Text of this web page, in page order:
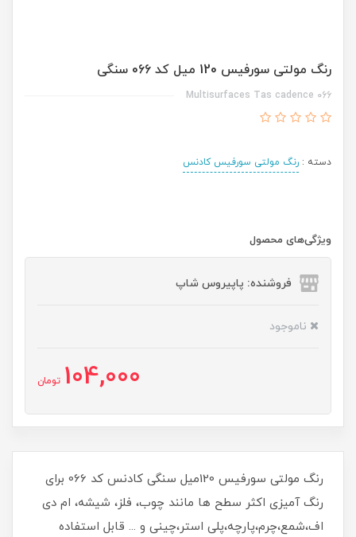
رنگ مولتی سورفیس 120 میل کد 066 سنگی
Multisurfaces Tas cadence 066
دسته : رنگ مولتی سورفیس کادنس
ویژگی‌های محصول
فروشنده: پاپیروس شاپ
ناموجود
104,000 تومان
رنگ مولتی سورفیس 120میل سنگی کادنس کد 066 برای
رنگ آمیزی اکثر سطح ها مانند چوب، فلز، شیشه، ام دی
اف،شمع،چرم،پارچه،پلی استر،چینی و ... قابل استفاده